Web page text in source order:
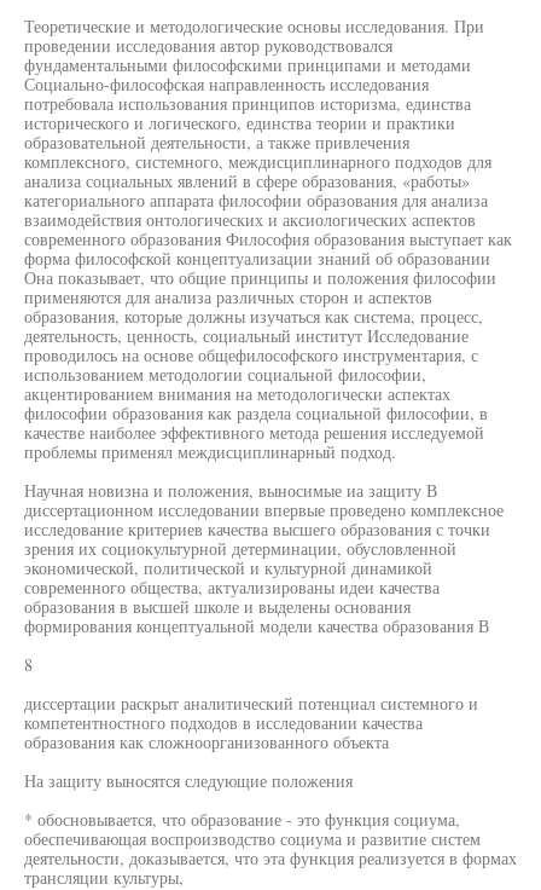
Теоретические и методологические основы исследования. При
проведении исследования автор руководствовался
фундаментальными философскими принципами и методами
Социально-философская направленность исследования
потребовала использования принципов историзма, единства
исторического и логического, единства теории и практики
образовательной деятельности, а также привлечения
комплексного, системного, междисциплинарного подходов для
анализа социальных явлений в сфере образования, «работы»
категориального аппарата философии образования для анализа
взаимодействия онтологических и аксиологических аспектов
современного образования Философия образования выступает как
форма философской концептуализации знаний об образовании
Она показывает, что общие принципы и положения философии
применяются для анализа различных сторон и аспектов
образования, которые должны изучаться как система, процесс,
деятельность, ценность, социальный институт Исследование
проводилось на основе общефилософского инструментария, с
использованием методологии социальной философии,
акцентированием внимания на методологически аспектах
философии образования как раздела социальной философии, в
качестве наиболее эффективного метода решения исследуемой
проблемы применял междисциплинарный подход.
Научная новизна и положения, выносимые иа защиту В
диссертационном исследовании впервые проведено комплексное
исследование критериев качества высшего образования с точки
зрения их социокультурной детерминации, обусловленной
экономической, политической и культурной динамикой
современного общества, актуализированы идеи качества
образования в высшей школе и выделены основания
формирования концептуальной модели качества образования В
8
диссертации раскрыт аналитический потенциал системного и
компетентностного подходов в исследовании качества
образования как сложноорганизованного объекта
На защиту выносятся следующие положения
* обосновывается, что образование - это функция социума,
обеспечивающая воспроизводство социума и развитие систем
деятельности, доказывается, что эта функция реализуется в формах
трансляции культуры,